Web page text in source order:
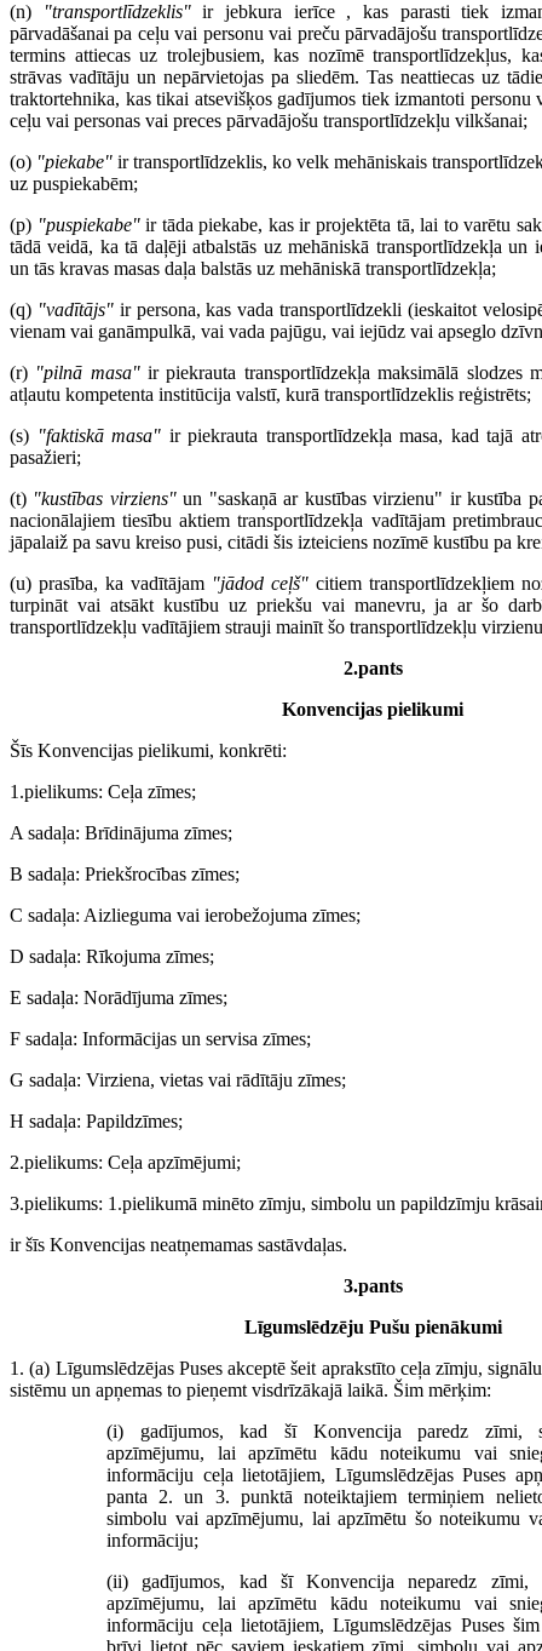
(n)
"transportlīdzeklis"ir jebkura ierīce , kas parasti tiek
pārvadāšanai pa ceļu vai personu vai preču pārvadājošu
termins attiecas uz trolejbusiem, kas nozīmē transportlīdzekļus,
strāvas vadītāju un nepārvietojas pa sliedēm. Tas neattiecas uz
traktortehnika, kas tikai atsevišķos gadījumos tiek izmantoti personu
ceļu vai personas vai preces pārvadājošu transportlīdzekļu vilkšanai;
(o) "piekabe" ir transportlīdzeklis, ko velk mehāniskais
uz puspiekabēm;
(p) "puspiekabe"ir tāda piekabe, kas ir projektēta tā, lai to varētu
tādā veidā, ka tā daļēji atbalstās uz mehāniskā transportlīdzekļa un
un tās kravas masas daļa balstās uz mehāniskā transportlīdzekļa;
(q) "vadītājs"ir persona, kas vada transportlīdzekli (ieskaitot
vienam vai ganāmpulkā, vai vada pajūgu, vai iejūdz vai apseglo
(r) "pilnā masa"ir piekrauta transportlīdzekļa maksimālā slodzes
atļautu kompetenta institūcija valstī, kurā transportlīdzeklis reģistrēts;
(s) "faktiskā masa" ir piekrauta transportlīdzekļa masa, kad tajā
pasažieri;
(t) "kustības virziens"un "saskaņā ar kustības virzienu" ir kustība
nacionālajiem tiesību aktiem transportlīdzekļa vadītājam
jāpalaiž pa savu kreiso pusi, citādi šis izteiciens nozīmē kustību pa
(u) prasība, ka vadītājam "jādod ceļš" citiem transportlīdzekļiem
turpināt vai atsākt kustību uz priekšu vai manevru, ja ar šo
transportlīdzekļu vadītājiem strauji mainīt šo transportlīdzekļu
2.pants
Konvencijas pielikumi
Šīs Konvencijas pielikumi, konkrēti:
1.pielikums: Ceļa zīmes;
A sadaļa: Brīdinājuma zīmes;
B sadaļa: Priekšrocības zīmes;
C sadaļa: Aizlieguma vai ierobežojuma zīmes;
D sadaļa: Rīkojuma zīmes;
E sadaļa: Norādījuma zīmes;
F sadaļa: Informācijas un servisa zīmes;
G sadaļa: Virziena, vietas vai rādītāju zīmes;
H sadaļa: Papildzīmes;
2.pielikums: Ceļa apzīmējumi;
3.pielikums: 1.pielikumā minēto zīmju, simbolu un papildzīmju
ir šīs Konvencijas neatņemamas sastāvdaļas.
3.pants
Līgumslēdzēju Pušu pienākumi
1. (a) Līgumslēdzējas Puses akceptē šeit aprakstīto ceļa zīmju,
sistēmu un apņemas to pieņemt visdrīzākajā laikā. Šim mērķim:
(i) gadījumos, kad šī Konvencija paredz zīmi,
apzīmējumu, lai apzīmētu kādu noteikumu vai
informāciju ceļa lietotājiem, Līgumslēdzējas Puses
panta 2. un 3. punktā noteiktajiem termiņiem
simbolu vai apzīmējumu, lai apzīmētu šo noteikumu
informāciju;
(ii) gadījumos, kad šī Konvencija neparedz zīmi,
apzīmējumu, lai apzīmētu kādu noteikumu vai
informāciju ceļa lietotājiem, Līgumslēdzējas Puses
brīvi lietot pēc saviem ieskatiem zīmi, simbolu vai